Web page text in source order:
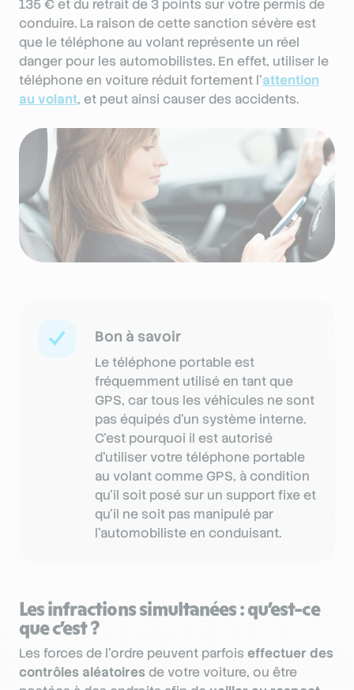
135 € et du retrait de 3 points sur votre permis de
conduire. La raison de cette sanction sévère est
que le téléphone au volant représente un réel
danger pour les automobilistes. En effet, utiliser le
téléphone en voiture réduit fortement l’attention
au volant, et peut ainsi causer des accidents.
Bon à savoir
Le téléphone portable est
fréquemment utilisé en tant que
GPS, car tous les véhicules ne sont
pas équipés d’un système interne.
C’est pourquoi il est autorisé
d’utiliser votre téléphone portable
au volant comme GPS, à condition
qu’il soit posé sur un support fixe et
qu’il ne soit pas manipulé par
l’automobiliste en conduisant.
Les infractions simultanées : qu’est-ce
que c’est ?
Les forces de l’ordre peuvent parfois effectuer des
contrôles aléatoiresde votre voiture, ou être